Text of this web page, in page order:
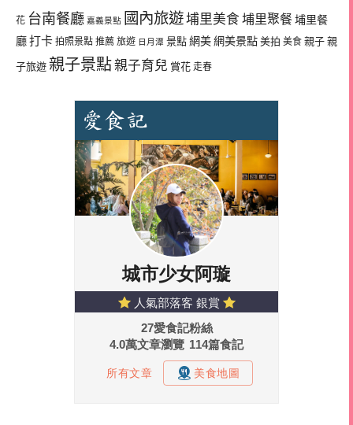
花 台南餐廳 嘉義景點 國內旅遊埔里美食 埔里聚餐埔里餐
廳打卡 拍照景點 推薦 旅遊 日月潭 景點 網美網美景點 美拍 美食 親子 親
子旅遊 親子景點親子育兒 賞花 走春